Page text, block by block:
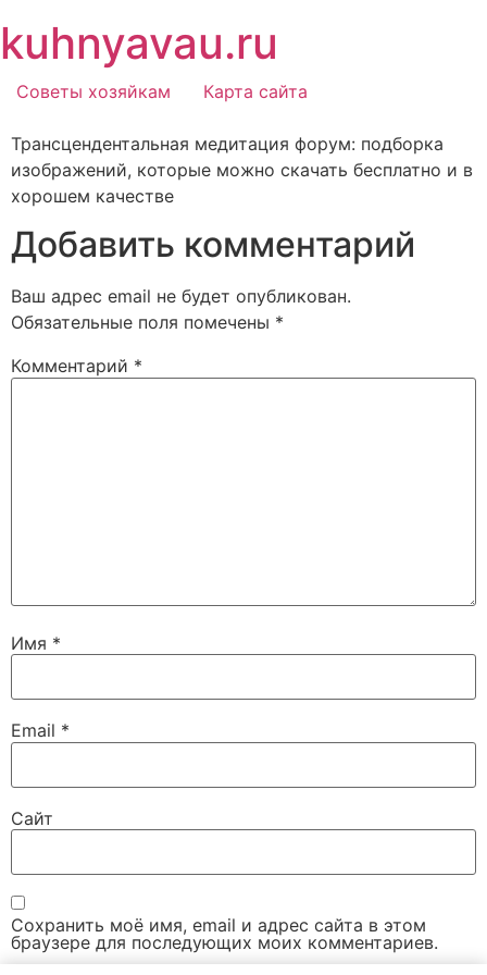
содержимому
kuhnyavau.ru
Советы хозяйкам Карта сайта
Трансцендентальная медитация форум: подборка
изображений, которые можно скачать бесплатно и в
хорошем качестве
Добавить комментарий
Ваш адрес email не будет опубликован.
Обязательные поля помечены *
Комментарий *
Имя *
Email *
Сайт
Сохранить моё имя, email и адрес сайта в этом
браузере для последующих моих комментариев.